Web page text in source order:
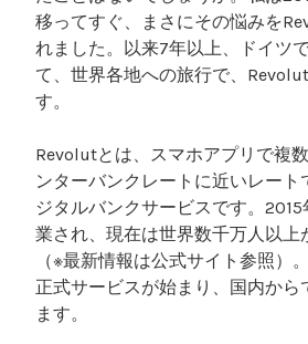
移ってすぐ、まさにその悩みを
れました。以来7年以上、ドイツ
て、世界各地への旅行で、
す。
Revolutとは、スマホアプリで複
ンターバンクレートに近いレー
ジタルバンクサービスです。
業され、現在は世界数千万人以上
（※最新情報は公式サイト参照）
正式サービスが始まり、国内から
ます。